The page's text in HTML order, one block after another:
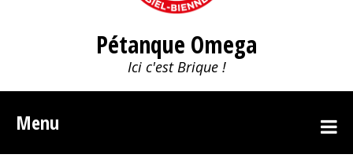
Pétanque Omega
Ici c'est Brique !
Menu